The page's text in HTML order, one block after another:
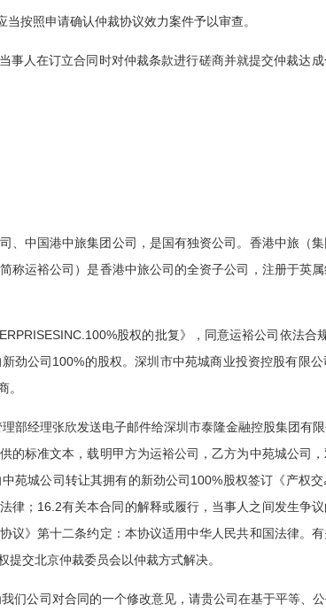
按照申请确认仲裁协议效力案件予以审查。
人在订立合同时对仲裁条款进行磋商并就提交仲裁达
中国港中旅集团公司，是国有独资公司。香港中旅（
运裕公司）是香港中旅公司的全资子公司，注册于英
股权的批复》，同意运裕公司依法合
公司100%的股权。深圳市中苑城商业投资控股有限公
。
部经理张欣发送电子邮件给深圳市泰隆金融控股集团有
标准文本，载明甲方为运裕公司，乙方为中苑城公司
苑城公司转让其拥有的新劲公司100%股权签订《产权
；16.2有关本合同的解释或履行，当事人之间发生争
》第十二条约定：本协议适用中华人民共和国法律。
交北京仲裁委员会以仲裁方式解决。
们公司对合同的一个修改意见，请贵公司在基于平等、